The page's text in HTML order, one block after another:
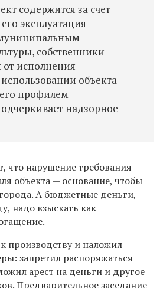
содержится за счет
эксплуатация
собственники
от исполнения
использовании объекта
его профилем
надзорное
что нарушение требования
объекта — основание, чтобы
А бюджетные деньги,
надо взыскать как
производству и наложил
запретил распоряжаться
арест на деньги и другое
Предварительное заседание